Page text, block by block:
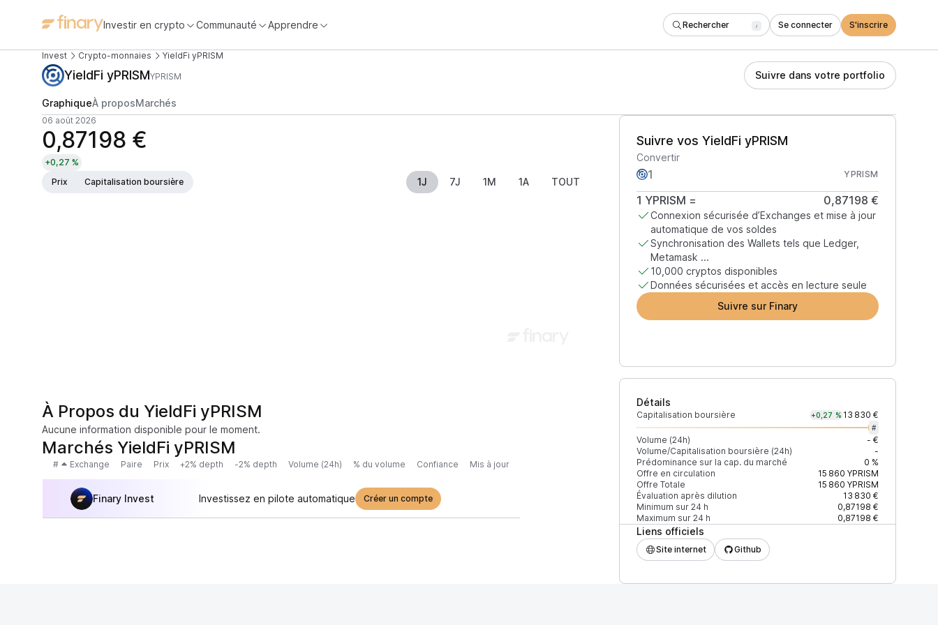
Investir en crypto Communauté Apprendre Rechercher / Se connecter S'inscrire
Invest Crypto-monnaies YieldFi yPRISM
YieldFi yPRISMYPRISM Suivre dans votre portfolio
GraphiqueÀ proposMarchés
06 août 2026
0,87198 €
+0,27 %
Prix
Capitalisation boursière 1J 7J 1M 1A TOUT
Suivre vos YieldFi yPRISM
Convertir
YPRISM
1 YPRISM = 0,87198 €
Connexion sécurisée d’Exchanges et mise à jour
automatique de vos soldes
Synchronisation des Wallets tels que Ledger,
Metamask ...
10,000 cryptos disponibles
Données sécurisées et accès en lecture seule
Suivre sur Finary
Détails
Capitalisation boursière +0,27 % 13 830 €
#
Volume (24h)
- €
Volume/Capitalisation boursière (24h)
-
Prédominance sur la cap. du marché
0 %
Offre en circulation
15 860 YPRISM
Offre Totale
15 860 YPRISM
Évaluation après dilution
13 830 €
Minimum sur 24 h
0,87198 €
Maximum sur 24 h
0,87198 €
Liens officiels
Site internet Github
À Propos du YieldFi yPRISM
Aucune information disponible pour le moment.
Marchés YieldFi yPRISM
# Exchange Paire Prix +2% depth -2% depth Volume (24h) % du volume Confiance Mis à jour
Finary Invest Investissez en pilote automatique Créer un compte